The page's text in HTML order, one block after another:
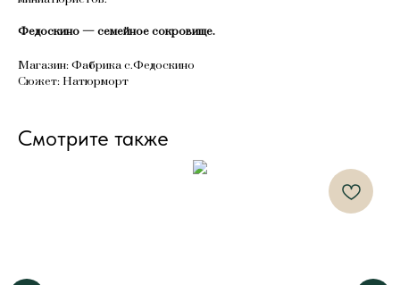
Федоскино — семейное сокровище.
Магазин: Фабрика с.Федоскино
Сюжет: Натюрморт
Смотрите также